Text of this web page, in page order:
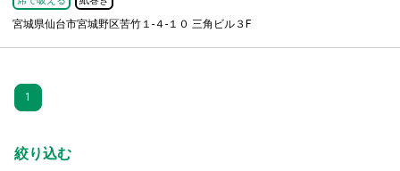
宮城県仙台市宮城野区苦竹１-４-１０ 三角ビル３F
1
絞り込む